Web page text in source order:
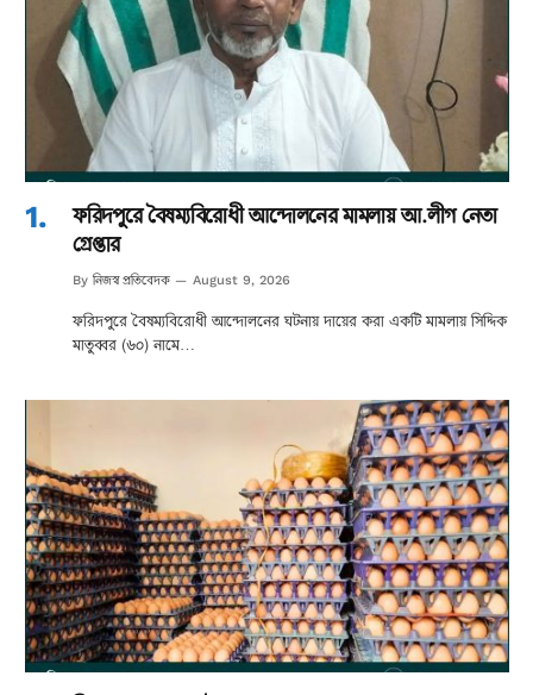
ফরিদপুরে বৈষম্যবিরোধী আন্দোলনের মামলায় আ.লীগ নেতা
গ্রেপ্তার
By নিজস্ব প্রতিবেদক August 9, 2026
ফরিদপুরে বৈষম্যবিরোধী আন্দোলনের ঘটনায় দায়ের করা একটি মামলায় সিদ্দিক
মাতুব্বর (৬০) নামে…